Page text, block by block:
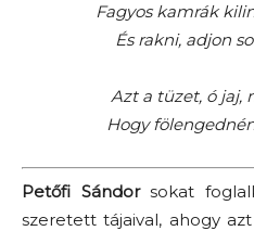
Fagyos kamrák
És rakni, adjon
Azt a tüzet, ó jaj,
Hogy
Petőfi Sándorsokat
szeretett tájaival, ahogy